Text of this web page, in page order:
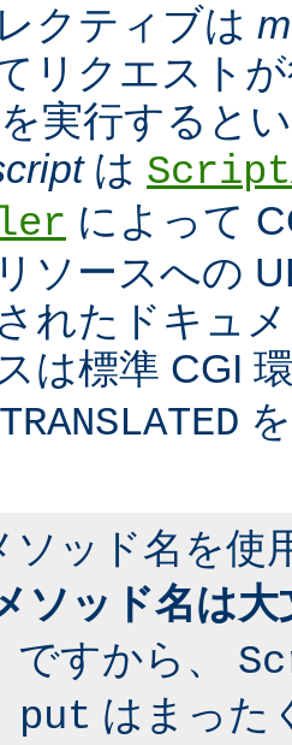
クティブは
リクエスト
実行すると
は
によって
ソースへの
れたドキュ
は標準 CGI
ソッド名を使
ソッド名は
ですから、
put はまった